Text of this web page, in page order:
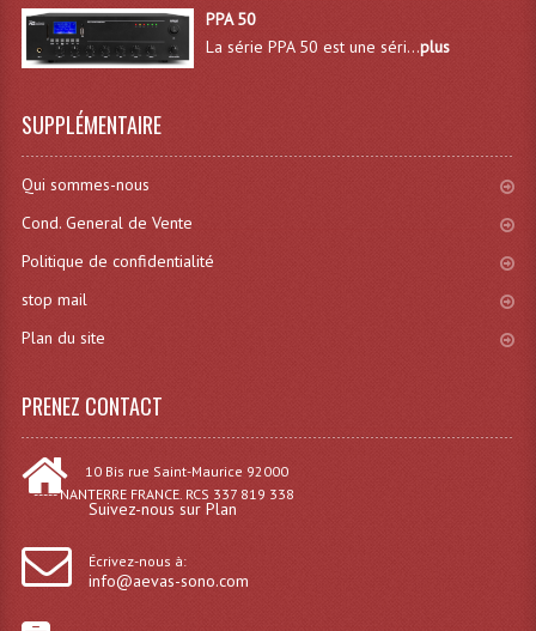
Accessoires Flight-Case Coins Roulettes
Machines À Bulles
Machines À Fumée Lourde
PPA 50
La série PPA 50 est une séri...plus
SUPPLÉMENTAIRE
Qui sommes-nous
Cond. General de Vente
Politique de confidentialité
stop mail
Plan du site
PRENEZ CONTACT
10 Bis rue Saint-Maurice 92000
----- NANTERRE FRANCE. RCS 337 819 338
Suivez-nous sur Plan
Écrivez-nous à:
info@aevas-sono.com